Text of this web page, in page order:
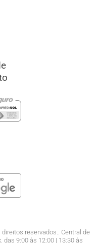
reservados.. Central de
das 9:00 às 12:00 | 13:30 às